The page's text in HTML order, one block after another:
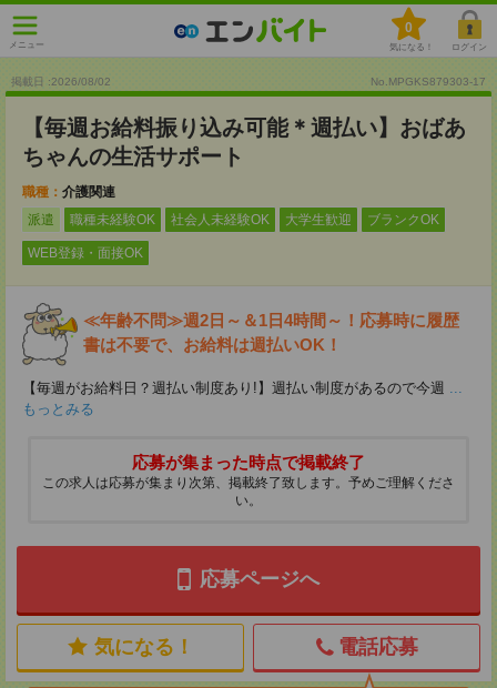
メニュー
0
気になる！ ログイン
掲載日 :2026/08/02 No.MPGKS879303-17
【毎週お給料振り込み可能＊週払い】おばあ
ちゃんの生活サポート
職種： 介護関連
派遣
職種未経験OK 社会人未経験OK 大学生歓迎 ブランクOK
WEB登録・面接OK
≪年齢不問≫週2日～＆1日4時間～！応募時に履歴
書は不要で、お給料は週払いOK！
【毎週がお給料日？週払い制度あり!】週払い制度があるので今週 ...
もっとみる
応募が集まった時点で掲載終了
この求人は応募が集まり次第、掲載終了致します。予めご理解くださ
い。
応募ページへ
気になる！ 電話応募